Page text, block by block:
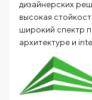
дизайнерских
высокая
широкий спектр
архитектуре и